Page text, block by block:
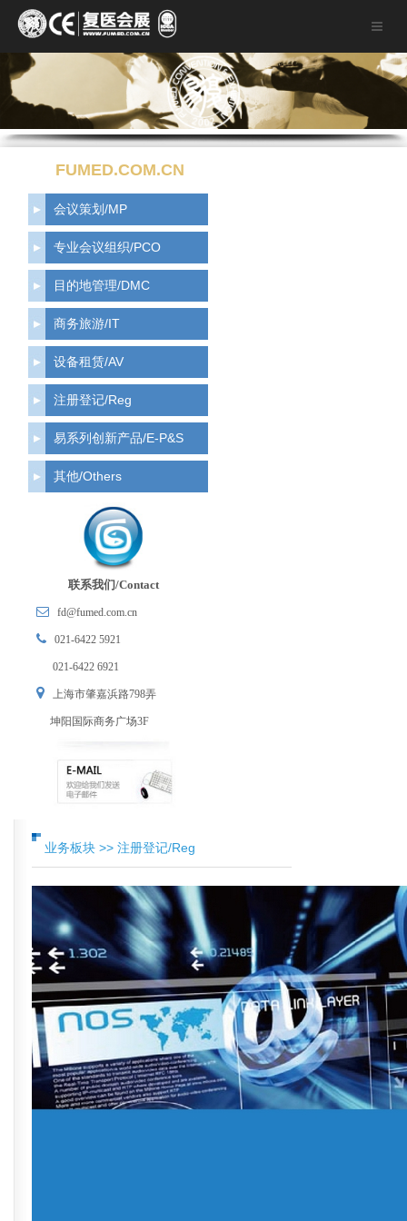
FUMED.COM.CN
会议策划/MP
专业会议组织/PCO
目的地管理/DMC
商务旅游/IT
设备租赁/AV
注册登记/Reg
易系列创新产品/E-P&S
其他/Others
联系我们/Contact
fd@fumed.com.cn
021-6422 5921
021-6422 6921
上海市肇嘉浜路798弄
坤阳国际商务广场3F
业务板块 >> 注册登记/Reg